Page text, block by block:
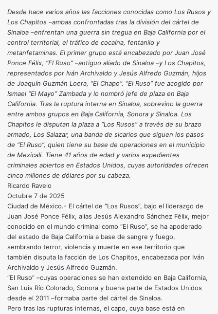
Desde hace varios años las facciones conocidas como Los Rusos y
Los Chapitos –ambas confrontadas tras la división del cártel de
Sinaloa –enfrentan una guerra sin tregua en Baja California por el
control territorial, el tráfico de cocaína, fentanilo y
metanfetaminas. El primer grupo está encabezado por Juan José
Ponce Félix, “El Ruso” –antiguo aliado de Sinaloa –y Los Chapitos,
representados por Iván Archivaldo y Jesús Alfredo Guzmán, hijos
de Joaquín Guzmán Loera, “El Chapo”. “El Ruso” fue acogido por
Ismael “El Mayo” Zambada y lo nombró jefe de plaza en Baja
California. Tras la ruptura interna en Sinaloa, sobrevino la guerra
entre ambos grupos en Baja California, Sonora y Sinaloa. Los
Chapitos le disputan la plaza a “Los Rusos” a través de su brazo
armado, Los Salazar, una banda de sicarios que siguen los pasos
de “El Ruso”, quien tiene su base de operaciones en el municipio
de Mexicali. Tiene 41 años de edad y varios expedientes
criminales abiertos en Estados Unidos, cuyas autoridades ofrecen
cinco millones de dólares por su cabeza.
Ricardo Ravelo
Octubre 7 de 2025
Ciudad de México.- El cártel de “Los Rusos”, bajo el liderazgo de
Juan José Ponce Félix, alias Jesús Alexandro Sánchez Félix, mejor
conocido en el mundo criminal como “El Ruso”, se ha apoderado
del estado de Baja California a base de sangre y fuego,
sembrando terror, violencia y muerte en ese territorio que
también disputa la facción de Los Chapitos, encabezada por Iván
Archivaldo y Jesús Alfredo Guzmán.
“El Ruso” –cuyas operaciones se han extendido en Baja California,
San Luis Río Colorado, Sonora y buena parte de Estados Unidos
desde el 2011 –formaba parte del cártel de Sinaloa.
Pero tras las rupturas internas, el capo, cuya base está en